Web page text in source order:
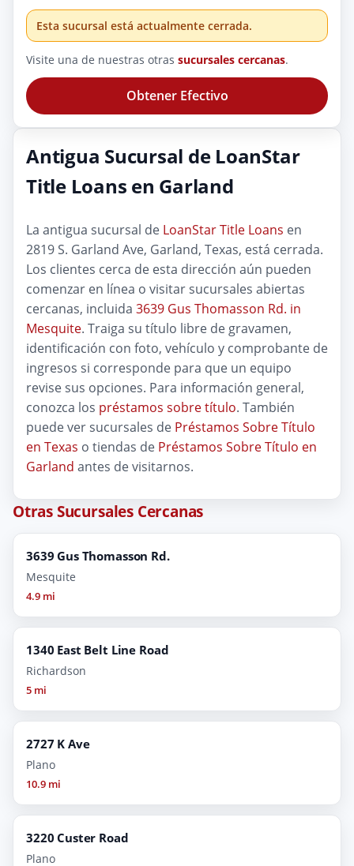
Esta sucursal está actualmente cerrada.
Visite una de nuestras otras sucursales cercanas.
Obtener Efectivo
Antigua Sucursal de LoanStar
Title Loans en Garland
La antigua sucursal de LoanStar Title Loans en
2819 S. Garland Ave, Garland, Texas, está cerrada.
Los clientes cerca de esta dirección aún pueden
comenzar en línea o visitar sucursales abiertas
cercanas, incluida 3639 Gus Thomasson Rd. in
Mesquite. Traiga su título libre de gravamen,
identificación con foto, vehículo y comprobante de
ingresos si corresponde para que un equipo
revise sus opciones. Para información general,
conozca los préstamos sobre título. También
puede ver sucursales de Préstamos Sobre Título
en Texas o tiendas de Préstamos Sobre Título en
Garland antes de visitarnos.
Otras Sucursales Cercanas
3639 Gus Thomasson Rd.
Mesquite
4.9 mi
1340 East Belt Line Road
Richardson
5 mi
2727 K Ave
Plano
10.9 mi
3220 Custer Road
Plano